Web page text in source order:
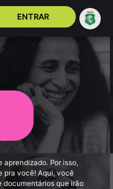
ENTRAR
aprendizado. Por isso,
pra você! Aqui, você
documentários que irão